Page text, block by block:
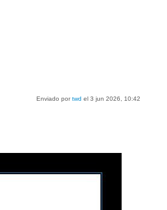
Enviado portwd el 3 jun 2026, 10:42